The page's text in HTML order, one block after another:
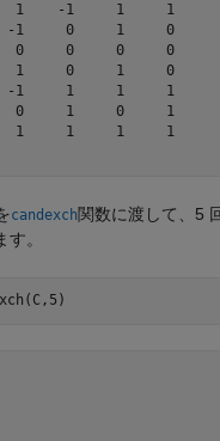
1    -1     1     1
-1     0     1     0
0     0     0     0
1     0     1     0
-1     1     1     1
0     1     0     1
1     1     1     1
candexch関数に渡して、5
。